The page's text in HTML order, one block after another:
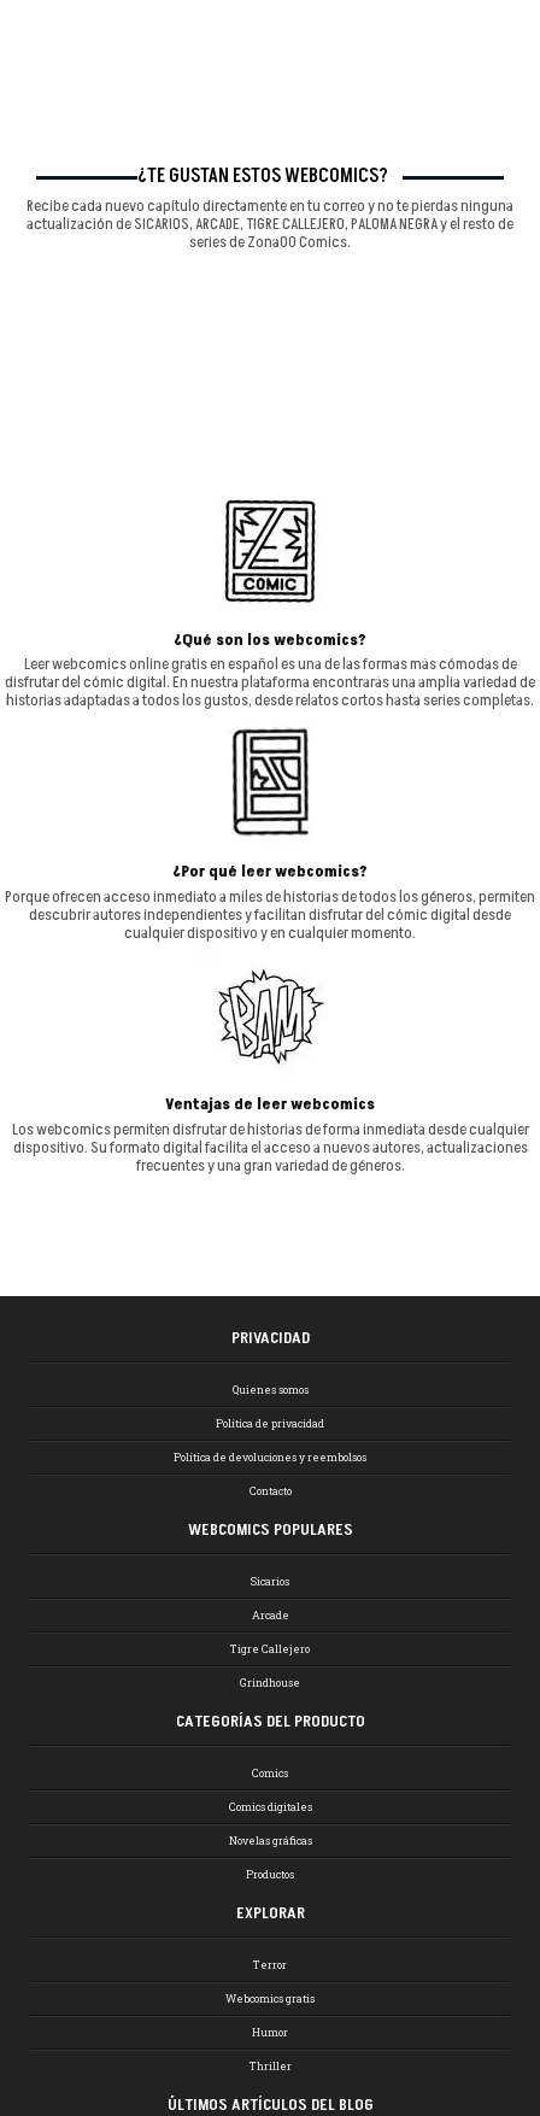
¿TE GUSTAN ESTOS WEBCÓMICS?
Recibe cada nuevo capítulo directamente en tu correo y no te pierdas ninguna
actualización de SICARIOS, ARCADE, TIGRE CALLEJERO, PALOMA NEGRA y el resto de
series de Zona00 Comics.
¿Qué son los webcomics?
Leer webcomics online gratis en español es una de las formas más cómodas de
disfrutar del cómic digital. En nuestra plataforma encontrarás una amplia variedad de
historias adaptadas a todos los gustos, desde relatos cortos hasta series completas.
¿Por qué leer webcomics?
Porque ofrecen acceso inmediato a miles de historias de todos los géneros, permiten
descubrir autores independientes y facilitan disfrutar del cómic digital desde
cualquier dispositivo y en cualquier momento.
Ventajas de leer webcomics
Los webcomics permiten disfrutar de historias de forma inmediata desde cualquier
dispositivo. Su formato digital facilita el acceso a nuevos autores, actualizaciones
frecuentes y una gran variedad de géneros.
PRIVACIDAD
Quienes somos
Política de privacidad
Política de devoluciones y reembolsos
Contacto
WEBCOMICS POPULARES
Sicarios
Arcade
Tigre Callejero
Grindhouse
CATEGORÍAS DEL PRODUCTO
Comics
Comics digitales
Novelas gráficas
Productos
EXPLORAR
Terror
Webcomics gratis
Humor
Thriller
ÚLTIMOS ARTÍCULOS DEL BLOG